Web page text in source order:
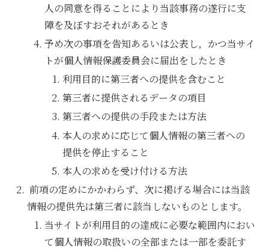
人の同意を得ることにより当該事務の遂行に支
障を及ぼすおそれがあるとき
予め次の事項を告知あるいは公表し，かつ当サイ
トが個人情報保護委員会に届出をしたとき
利用目的に第三者への提供を含むこと
第三者に提供されるデータの項目
第三者への提供の手段または方法
本人の求めに応じて個人情報の第三者への
提供を停止すること
本人の求めを受け付ける方法
前項の定めにかかわらず、次に掲げる場合には当該
情報の提供先は第三者に該当しないものとします。
当サイトが利用目的の達成に必要な範囲内におい
て個人情報の取扱いの全部または一部を委託す